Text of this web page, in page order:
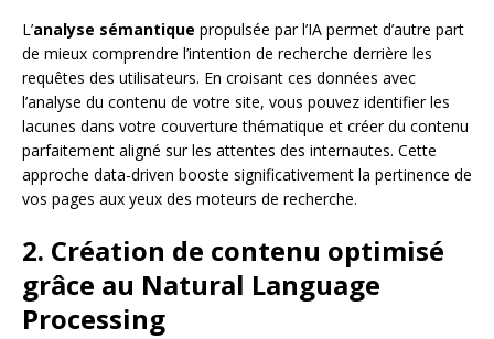
L’analyse sémantique propulsée par l’IA permet d’autre part
de mieux comprendre l’intention de recherche derrière les
requêtes des utilisateurs. En croisant ces données avec
l’analyse du contenu de votre site, vous pouvez identifier les
lacunes dans votre couverture thématique et créer du contenu
parfaitement aligné sur les attentes des internautes. Cette
approche data-driven booste significativement la pertinence de
vos pages aux yeux des moteurs de recherche.
2. Création de contenu optimisé
grâce au Natural Language
Processing